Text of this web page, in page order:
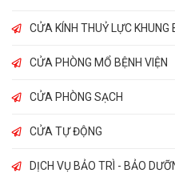
CỬA KÍNH THUỶ LỰC KHUNG
CỬA PHÒNG MỔ BỆNH VIỆN
CỬA PHÒNG SẠCH
CỬA TỰ ĐỘNG
DỊCH VỤ BẢO TRÌ - BẢO